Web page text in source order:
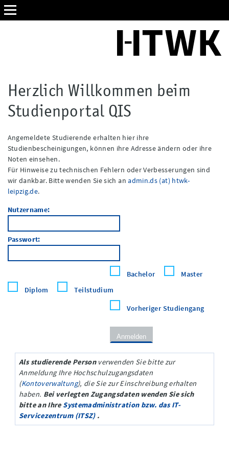
Herzlich Willkommen beim
Studienportal QIS
Angemeldete Studierende erhalten hier ihre
Studienbescheinigungen, können ihre Adresse ändern oder ihre
Noten einsehen.
Für Hinweise zu technischen Fehlern oder Verbesserungen sind
wir dankbar. Bitte wenden Sie sich anadmin.ds (at) htwk-
leipzig.de.
Nutzername:
Passwort:
Bachelor
Master
Diplom
Teilstudium
Vorheriger Studiengang
Als studierende Personverwenden Sie bitte zur
Anmeldung Ihre Hochschulzugangsdaten
(Kontoverwaltung), die Sie zur Einschreibung erhalten
haben. Bei verlegten Zugangsdaten wenden Sie sich
bitte an Ihre Systemadministration bzw. das IT-
Servicezentrum (ITSZ) .